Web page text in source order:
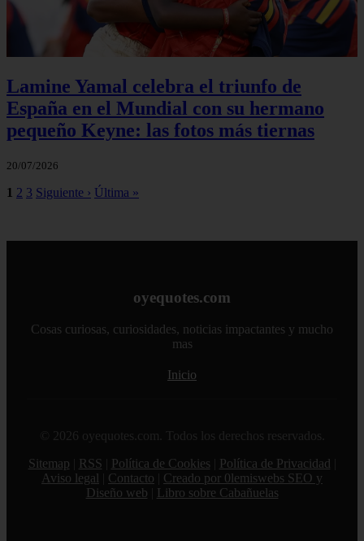
Lamine Yamal celebra el triunfo de
España en el Mundial con su hermano
pequeño Keyne: las fotos más tiernas
20/07/2026
1 2 3 Siguiente › Última »
oyequotes.com
Cosas curiosas, curiosidades, noticias impactantes y mucho
mas
Inicio
© 2026 oyequotes.com. Todos los derechos reservados.
Sitemap
RSS Política de Cookies Política de Privacidad
Aviso legal
Contacto
Creado por 0lemiswebs SEO y
Diseño web
Libro sobre Cabañuelas